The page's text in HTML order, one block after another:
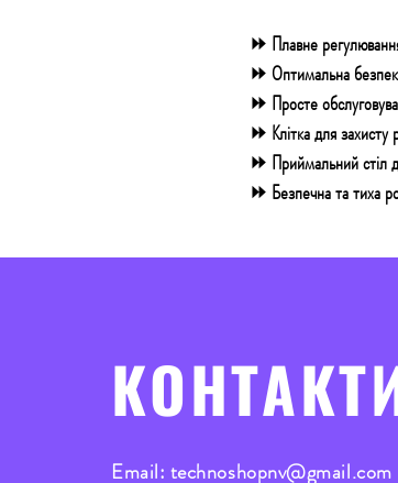
⏩ Плавне
⏩ Оптимальна
⏩ Просте
⏩ Клітка для захисту
⏩ Приймальний стіл
⏩ Безпечна та тиха
Email: technoshopnv@gmail.com